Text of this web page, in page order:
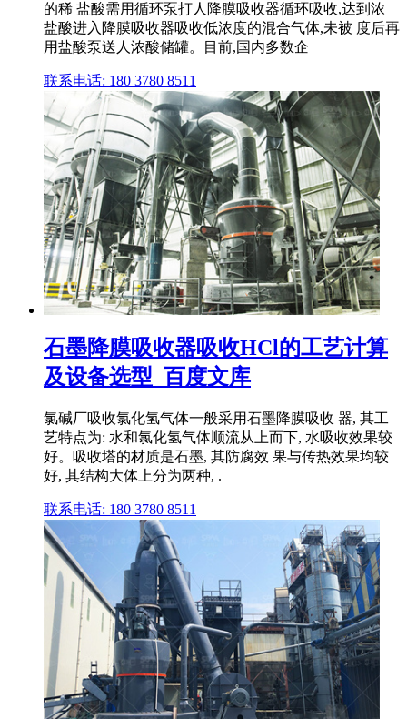
的稀 盐酸需用循环泵打人降膜吸收器循环吸收,达到浓
盐酸进入降膜吸收器吸收低浓度的混合气体,未被 度后再
用盐酸泵送人浓酸储罐。目前,国内多数企
联系电话: 180 3780 8511
石墨降膜吸收器吸收HCl的工艺计算
及设备选型_百度文库
氯碱厂吸收氯化氢气体一般采用石墨降膜吸收 器, 其工
艺特点为: 水和氯化氢气体顺流从上而下, 水吸收效果较
好。吸收塔的材质是石墨, 其防腐效 果与传热效果均较
好, 其结构大体上分为两种, .
联系电话: 180 3780 8511